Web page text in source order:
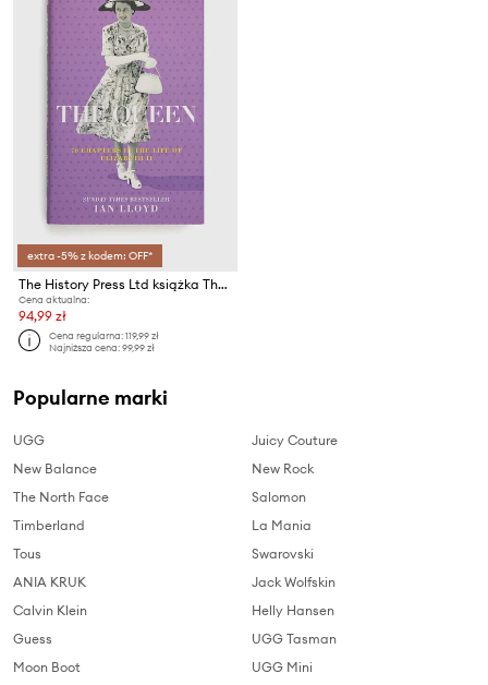
extra -5% z kodem: OFF*
The History Press Ltd książka The Queen, Ian Lloyd
Cena aktualna:
94,99 zł
Cena regularna:119,99 zł
Najniższa cena:99,99 zł
Popularne marki
UGG
New Balance
The North Face
Timberland
Tous
ANIA KRUK
Calvin Klein
Guess
Moon Boot
Juicy Couture
New Rock
Salomon
La Mania
Swarovski
Jack Wolfskin
Helly Hansen
UGG Tasman
UGG Mini